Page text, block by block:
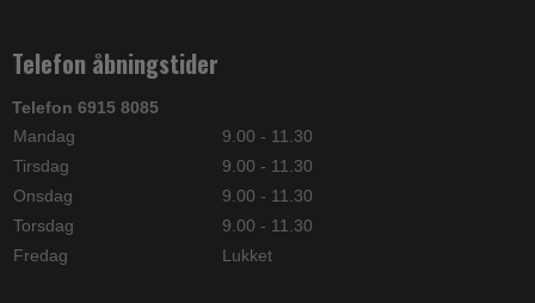
Telefon åbningstider
Telefon 6915 8085
Mandag
9.00 - 11.30
Tirsdag
9.00 - 11.30
Onsdag
9.00 - 11.30
Torsdag
9.00 - 11.30
Fredag
Lukket